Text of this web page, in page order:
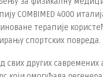
COMBIMED 4000
терапије
спортских повреда.
свих других